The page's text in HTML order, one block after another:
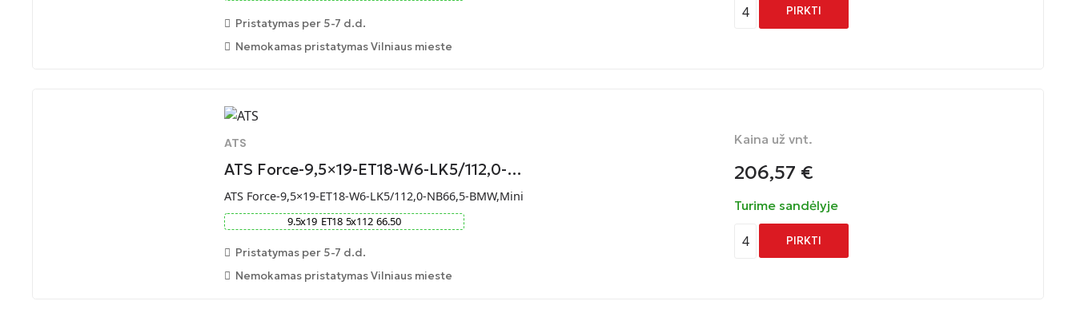
Pristatymas per 5-7 d.d.
Nemokamas pristatymas Vilniaus mieste
4 PIRKTI
ATS
ATS Force-9,5×19-ET18-W6-LK5/112,0-…
ATS Force-9,5×19-ET18-W6-LK5/112,0-NB66,5-BMW,Mini
9.5x19 ET18 5x112 66.50
Pristatymas per 5-7 d.d.
Nemokamas pristatymas Vilniaus mieste
Kaina už vnt.
206,57 €
Turime sandėlyje
4 PIRKTI